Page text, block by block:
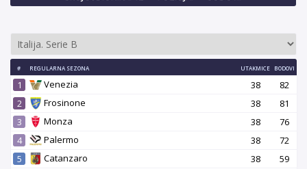
# REGULARNA SEZONA UTAKMICE BODOVI
1 Venezia 38
82
2
Frosinone 38
81
3
Monza 38
76
4
Palermo 38
72
5
Catanzaro 38
59